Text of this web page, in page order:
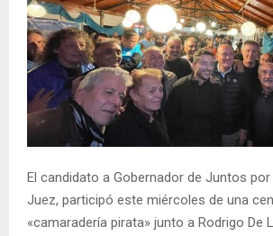
El candidato a Gobernador de Juntos
Juez, participó este miércoles de una
«camaradería pirata» junto a Rodrigo De